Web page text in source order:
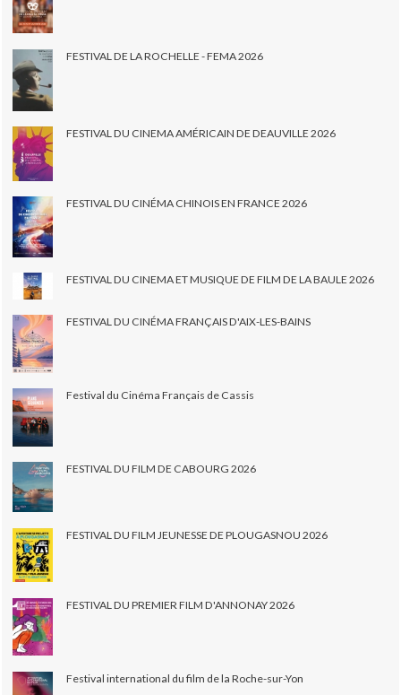
FESTIVAL DE LA ROCHELLE - FEMA 2026
FESTIVAL DU CINEMA AMÉRICAIN DE DEAUVILLE 2026
FESTIVAL DU CINÉMA CHINOIS EN FRANCE 2026
FESTIVAL DU CINEMA ET MUSIQUE DE FILM DE LA BAULE 2026
FESTIVAL DU CINÉMA FRANÇAIS D'AIX-LES-BAINS
Festival du Cinéma Français de Cassis
FESTIVAL DU FILM DE CABOURG 2026
FESTIVAL DU FILM JEUNESSE DE PLOUGASNOU 2026
FESTIVAL DU PREMIER FILM D'ANNONAY 2026
Festival international du film de la Roche-sur-Yon